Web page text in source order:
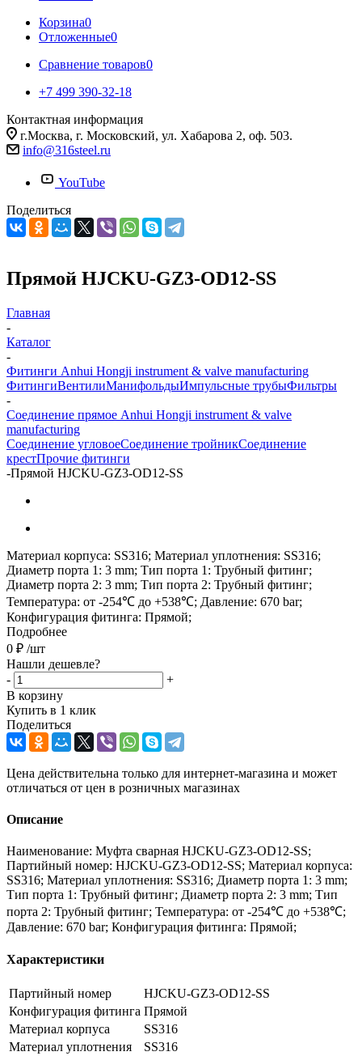
Корзина0
Отложенные0
Сравнение товаров0
+7 499 390-32-18
Контактная информация
г.Москва, г. Московский, ул. Хабарова 2, оф. 503.
info@316steel.ru
YouTube
Поделиться
Прямой HJCKU-GZ3-OD12-SS
Главная
-
Каталог
-
Фитинги Anhui Hongji instrument & valve manufacturing
ФитингиВентилиМанифольдыИмпульсные трубыФильтры
-
Соединение прямое Anhui Hongji instrument & valve
manufacturing
Соединение угловоеСоединение тройникСоединение
крестПрочие фитинги
-Прямой HJCKU-GZ3-OD12-SS
Материал корпуса: SS316; Материал уплотнения: SS316;
Диаметр порта 1: 3 mm; Тип порта 1: Трубный фитинг;
Диаметр порта 2: 3 mm; Тип порта 2: Трубный фитинг;
Температура: от -254℃ до +538℃; Давление: 670 bar;
Конфигурация фитинга: Прямой;
Подробнее
0 ₽ /шт
Нашли дешевле?
-
+
В корзину
Купить в 1 клик
Поделиться
Цена действительна только для интернет-магазина и может
отличаться от цен в розничных магазинах
Описание
Наименование: Муфта сварная HJCKU-GZ3-OD12-SS;
Партийный номер: HJCKU-GZ3-OD12-SS; Материал корпуса:
SS316; Материал уплотнения: SS316; Диаметр порта 1: 3 mm;
Тип порта 1: Трубный фитинг; Диаметр порта 2: 3 mm; Тип
порта 2: Трубный фитинг; Температура: от -254℃ до +538℃;
Давление: 670 bar; Конфигурация фитинга: Прямой;
Характеристики
Партийный номер
HJCKU-GZ3-OD12-SS
Конфигурация фитинга Прямой
Материал корпуса
SS316
Материал уплотнения
SS316